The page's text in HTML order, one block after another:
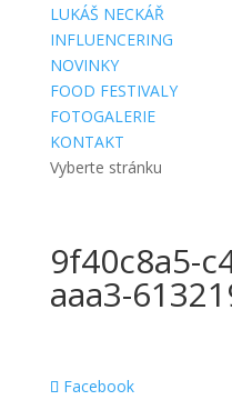
LUKÁŠ NECKÁŘ
INFLUENCERING
NOVINKY
FOOD FESTIVALY
FOTOGALERIE
KONTAKT
Vyberte stránku
9f40c8a5-
aaa3-
Facebook